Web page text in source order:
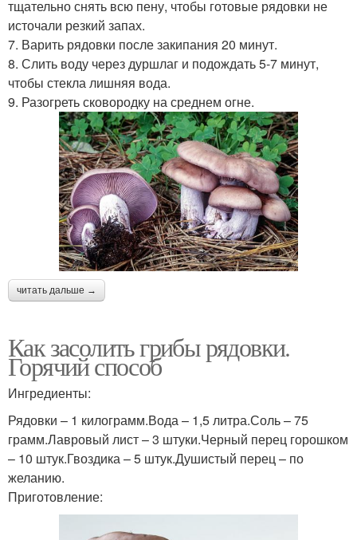
тщательно снять всю пену, чтобы готовые рядовки не
источали резкий запах.
7. Варить рядовки после закипания 20 минут.
8. Слить воду через дуршлаг и подождать 5-7 минут,
чтобы стекла лишняя вода.
9. Разогреть сковородку на среднем огне.
читать дальше →
Как засолить грибы рядовки.
Горячий способ
Ингредиенты:
Рядовки – 1 килограмм.Вода – 1,5 литра.Соль – 75
грамм.Лавровый лист – 3 штуки.Черный перец горошком
– 10 штук.Гвоздика – 5 штук.Душистый перец – по
желанию.
Приготовление: